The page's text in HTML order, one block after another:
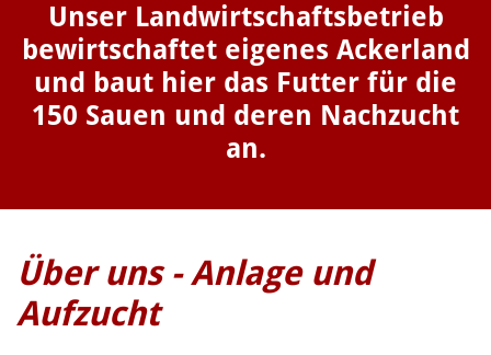
Unser Landwirtschaftsbetrieb
bewirtschaftet eigenes Ackerland
und baut hier das Futter für die
150 Sauen und deren Nachzucht
an.
Über uns - Anlage und
Aufzucht